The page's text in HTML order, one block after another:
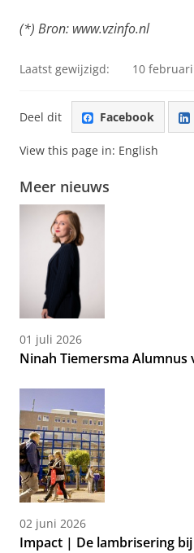
(*) Bron: www.vzinfo.nl
Laatst gewijzigd: 10 februari
Deel dit Facebook
View this page in: English
Meer nieuws
01 juli 2026
Ninah Tiemersma Alumnus
02 juni 2026
Impact | De lambrisering